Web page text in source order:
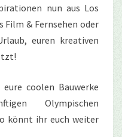
nun aus Los
Film & Fernsehen oder
euren kreativen
coolen Bauwerke
Olympischen
könnt ihr euch weiter